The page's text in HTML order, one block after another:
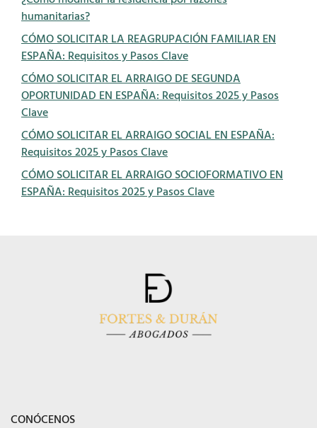
humanitarias?
CÓMO SOLICITAR LA REAGRUPACIÓN FAMILIAR EN
ESPAÑA: Requisitos y Pasos Clave
CÓMO SOLICITAR EL ARRAIGO DE SEGUNDA
OPORTUNIDAD EN ESPAÑA: Requisitos 2025 y Pasos
Clave
CÓMO SOLICITAR EL ARRAIGO SOCIAL EN ESPAÑA:
Requisitos 2025 y Pasos Clave
CÓMO SOLICITAR EL ARRAIGO SOCIOFORMATIVO EN
ESPAÑA: Requisitos 2025 y Pasos Clave
CONÓCENOS